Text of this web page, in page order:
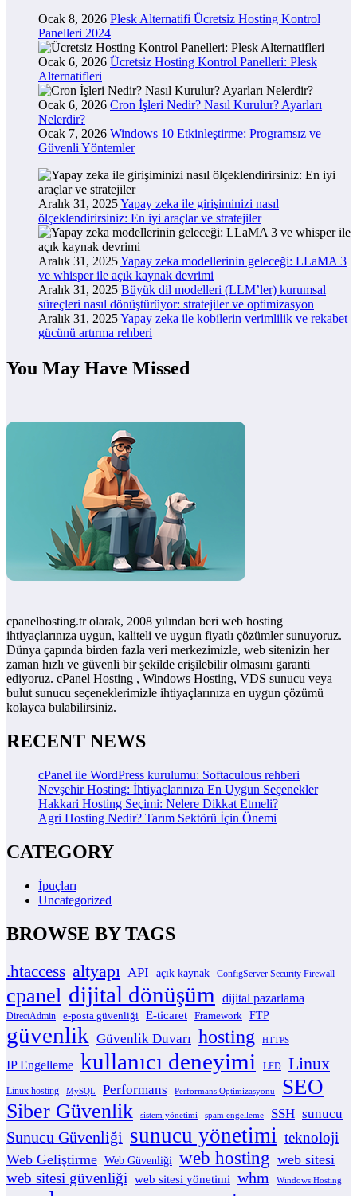
Ocak 8, 2026 Plesk Alternatifi Ücretsiz Hosting Kontrol
Panelleri 2024
Ocak 6, 2026 Ücretsiz Hosting Kontrol Panelleri: Plesk
Alternatifleri
Ocak 6, 2026 Cron İşleri Nedir? Nasıl Kurulur? Ayarları
Nelerdir?
Ocak 7, 2026 Windows 10 Etkinleştirme: Programsız ve
Güvenli Yöntemler
Aralık 31, 2025Yapay zeka ile girişiminizi nasıl
ölçeklendirirsiniz: En iyi araçlar ve stratejiler
Aralık 31, 2025Yapay zeka modellerinin geleceği: LLaMA 3
ve whisper ile açık kaynak devrimi
Aralık 31, 2025 Büyük dil modelleri (LLM’ler) kurumsal
süreçleri nasıl dönüştürüyor: stratejiler ve optimizasyon
Aralık 31, 2025Yapay zeka ile kobilerin verimlilik ve rekabet
gücünü artırma rehberi
You May Have Missed
cpanelhosting.tr olarak, 2008 yılından beri web hosting
ihtiyaçlarınıza uygun, kaliteli ve uygun fiyatlı çözümler sunuyoruz.
Dünya çapında birden fazla veri merkezimizle, web sitenizin her
zaman hızlı ve güvenli bir şekilde erişilebilir olmasını garanti
ediyoruz. cPanel Hosting , Windows Hosting, VDS sunucu veya
bulut sunucu seçeneklerimizle ihtiyaçlarınıza en uygun çözümü
kolayca bulabilirsiniz.
RECENT NEWS
cPanel ile WordPress kurulumu: Softaculous rehberi
Nevşehir Hosting: İhtiyaçlarınıza En Uygun Seçenekler
Hakkari Hosting Seçimi: Nelere Dikkat Etmeli?
Agri Hosting Nedir? Tarım Sektörü İçin Önemi
CATEGORY
İpuçları
Uncategorized
BROWSE BY TAGS
.htaccess altyapı API açık kaynak ConfigServer Security Firewall
cpanel dijital dönüşüm dijital pazarlama
DirectAdmin e-posta güvenliği E-ticaret Framework FTP
güvenlik Güvenlik Duvarı hosting HTTPS
IP Engelleme kullanıcı deneyimi LFD Linux
Linux hosting MySQL Performans Performans Optimizasyonu SEO
Siber Güvenlik sistem yönetimi spam engelleme SSH sunucu
Sunucu Güvenliği sunucu yönetimi teknoloji
Web Geliştirme Web Güvenliği web hosting web sitesi
web sitesi güvenliği web sitesi yönetimi whm Windows Hosting